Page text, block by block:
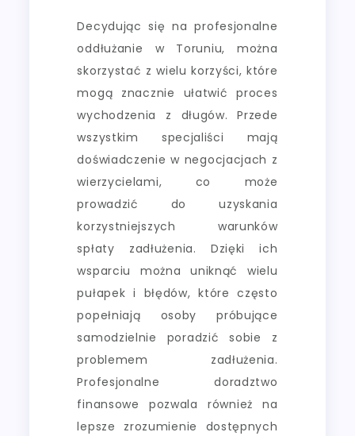
Decydując się na profesjonalne
oddłużanie w Toruniu, można
skorzystać z wielu korzyści, które
mogą znacznie ułatwić proces
wychodzenia z długów. Przede
wszystkim specjaliści mają
doświadczenie w negocjacjach z
wierzycielami, co może
prowadzić do uzyskania
korzystniejszych warunków
spłaty zadłużenia. Dzięki ich
wsparciu można uniknąć wielu
pułapek i błędów, które często
popełniają osoby próbujące
samodzielnie poradzić sobie z
problemem zadłużenia.
Profesjonalne doradztwo
finansowe pozwala również na
lepsze zrozumienie dostępnych